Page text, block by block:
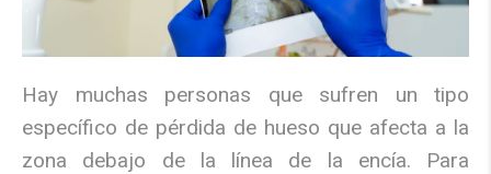
Hay muchas personas que sufren un tipo
específico de pérdida de hueso que afecta a la
zona debajo de la línea de la encía. Para